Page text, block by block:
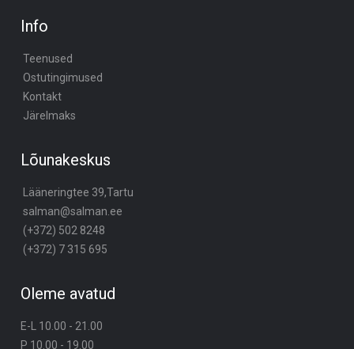
Info
Teenused
Ostutingimused
Kontakt
Järelmaks
Lõunakeskus
Lääneringtee 39,Tartu
salman@salman.ee
(+372) 502 8248
(+372) 7 315 695
Oleme avatud
E-L 10.00 - 21.00
P 10.00 - 19.00